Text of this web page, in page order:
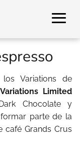
Variations de
Limited
Chocolate y
parte de la
café Grands Crus